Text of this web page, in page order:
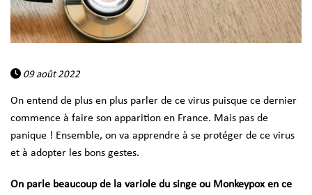
09 août 2022
On entend de plus en plus parler de ce virus puisque ce dernier
commence à faire son apparition en France. Mais pas de
panique ! Ensemble, on va apprendre à se protéger de ce virus
et à adopter les bons gestes.
On parle beaucoup de la variole du singe ou Monkeypox en ce